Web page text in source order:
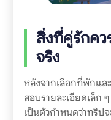
สิ่งที่คู่รักคว
จริง
หลังจากเลือกที่พักแล
สอบรายละเอียดเล็ก
เป็นตัวกำหนดว่าทริป